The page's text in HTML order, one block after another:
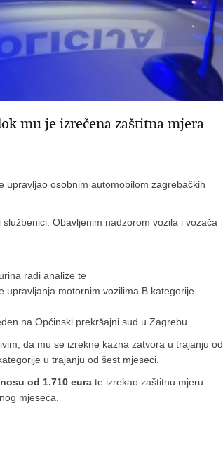
mu je izrečena zaštitna mjera
upravljao osobnim automobilom zagrebačkih
Obavljenim nadzorom vozila i vozača
radi analize te
upravljanja motornim vozilima B kategorije.
na Općinski prekršajni sud u Zagrebu.
da mu se izrekne kazna zatvora u trajanju od
u trajanju od šest mjeseci.
od 1.710 eura te izrekao zaštitnu mjeru
mjeseca.